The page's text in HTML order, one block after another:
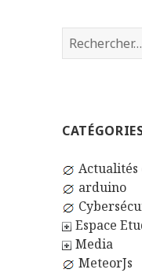
Rechercher :
Actualités
arduino
Espace
Media
MeteorJs